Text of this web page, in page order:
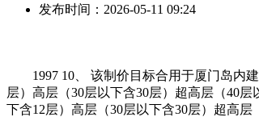
发布时间： 2026-05-11 09:24
1997 10、 该制价目标合用于厦门岛内建
层）高层（30层以下含30层）超高层（40
下含12层）高层（30层以下含30层）超高